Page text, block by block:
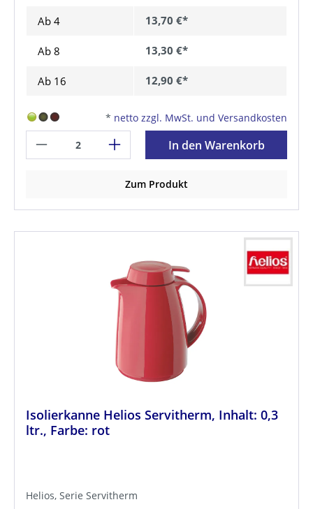
Ab 4 13,70 €*
Ab 8 13,30 €*
Ab 16 12,90 €*
* netto zzgl. MwSt. und Versandkosten
In den Warenkorb
Zum Produkt
Isolierkanne Helios Servitherm, Inhalt: 0,3
ltr., Farbe: rot
Helios, Serie Servitherm